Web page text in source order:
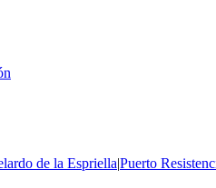
de la Espriella|Puerto